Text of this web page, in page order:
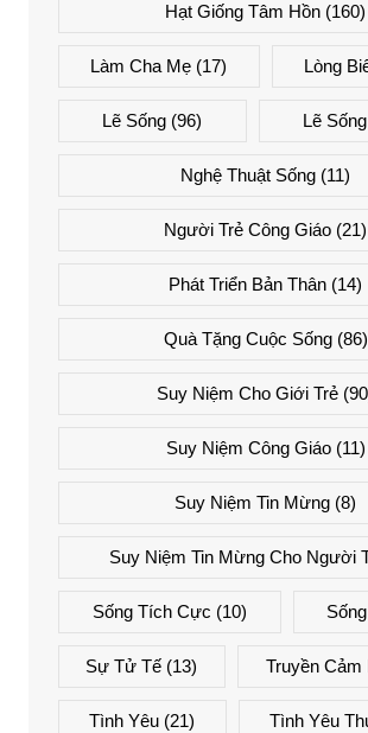
Hạt Giống Tâm Hồn (160)
Làm Cha Mẹ (17) Lòng
Lẽ Sống (96) Lẽ
Nghệ Thuật Sống (11)
Người Trẻ Công Giáo (21)
Phát Triển Bản Thân (14)
Quà Tặng Cuộc Sống(86)
Suy Niệm Cho Giới Trẻ
Suy Niệm Công Giáo(11)
Suy Niệm Tin Mừng (8)
Suy Niệm Tin Mừng Cho Người
Sống Tích Cực (10)
Sự Tử Tế (13) Truyền Cảm
Tình Yêu (21) Tình Yêu